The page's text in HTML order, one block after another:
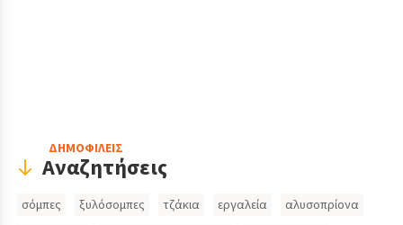
HeaderΔΗΜΟΦΙΛΕΙΣ
Αναζητήσεις
Search
σόμπες ξυλόσομπες τζάκια εργαλεία
αλυσοπρίονα